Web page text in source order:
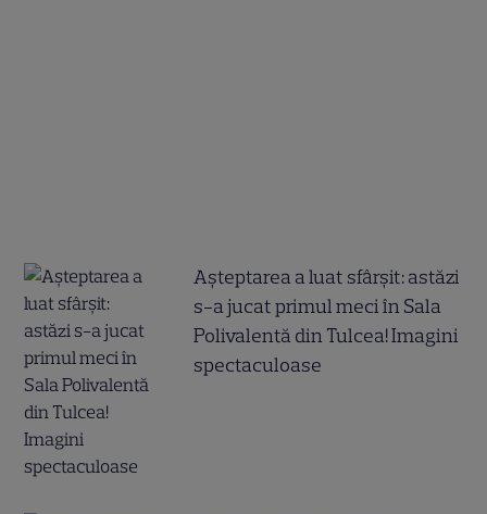
Așteptarea a luat sfârșit: astăzi
s-a jucat primul meci în Sala
Polivalentă din Tulcea! Imagini
spectaculoase